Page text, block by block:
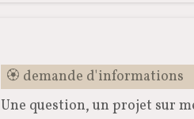
🏵️ demande d'informations
Une question, un projet sur